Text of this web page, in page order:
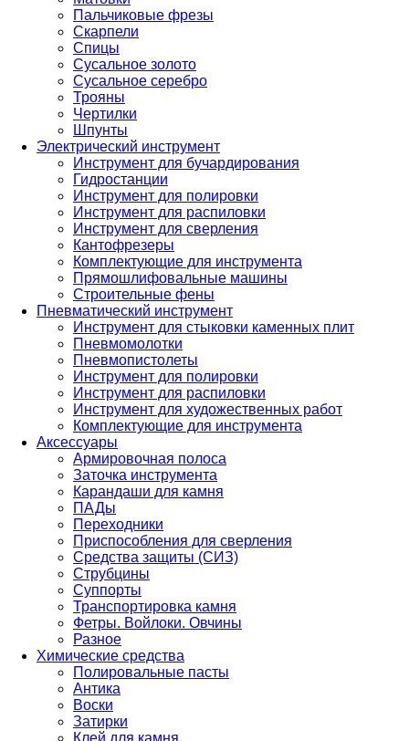
Пальчиковые фрезы
Скарпели
Спицы
Сусальное золото
Сусальное серебро
Трояны
Чертилки
Шпунты
Электрический инструмент
Инструмент для бучардирования
Гидростанции
Инструмент для полировки
Инструмент для распиловки
Инструмент для сверления
Кантофрезеры
Комплектующие для инструмента
Прямошлифовальные машины
Строительные фены
Пневматический инструмент
Инструмент для стыковки каменных плит
Пневмомолотки
Пневмопистолеты
Инструмент для полировки
Инструмент для распиловки
Инструмент для художественных работ
Комплектующие для инструмента
Аксессуары
Армировочная полоса
Заточка инструмента
Карандаши для камня
ПАДы
Переходники
Приспособления для сверления
Средства защиты (СИЗ)
Струбцины
Суппорты
Транспортировка камня
Фетры. Войлоки. Овчины
Разное
Химические средства
Полировальные пасты
Антика
Воски
Затирки
Клей для камня